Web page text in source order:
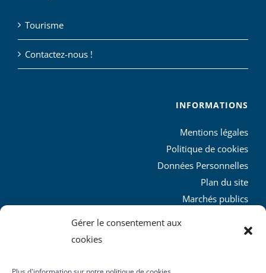
Gérer le consentement aux
cookies
Tourisme
Contactez-nous !
INFORMATIONS
Mentions légales
Politique de cookies
Données Personnelles
Plan du site
Marchés publics
L’agglo recrute